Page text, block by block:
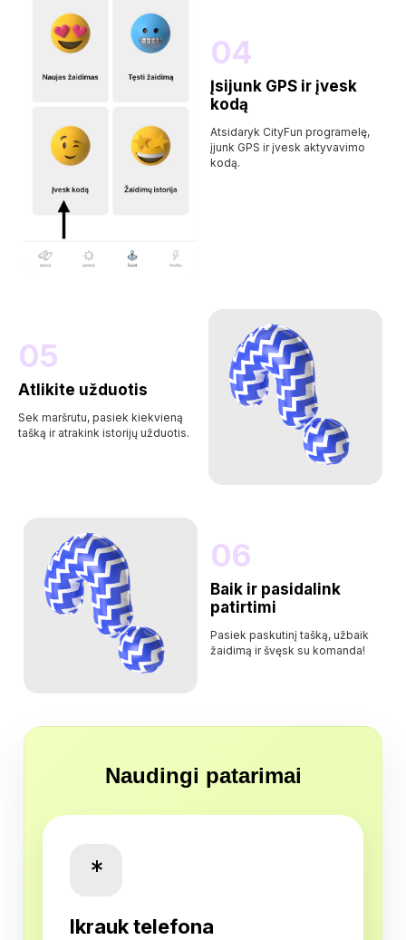
04
Įsijunk GPS ir įvesk
kodą
Atsidaryk CityFun programelę,
įjunk GPS ir įvesk aktyvavimo
kodą.
05
Atlikite užduotis
Sek maršrutu, pasiek kiekvieną
tašką ir atrakink istorijų užduotis.
06
Baik ir pasidalink
patirtimi
Pasiek paskutinį tašką, užbaik
žaidimą ir švęsk su komanda!
Naudingi patarimai
*
Ikrauk telefona